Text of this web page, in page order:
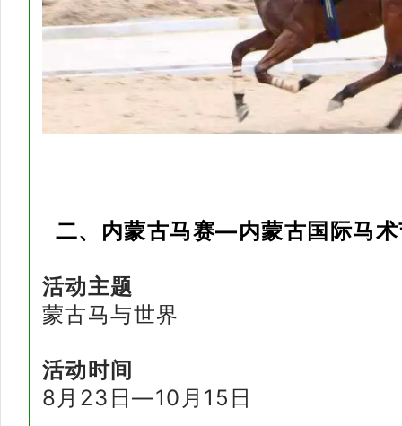
二、内蒙古马赛—内蒙古国际马
活动主题
蒙古马与世界
活动时间
8月23日—10月15日